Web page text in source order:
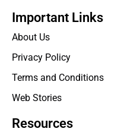
Important Links
About Us
Privacy Policy
Terms and Conditions
Web Stories
Resources